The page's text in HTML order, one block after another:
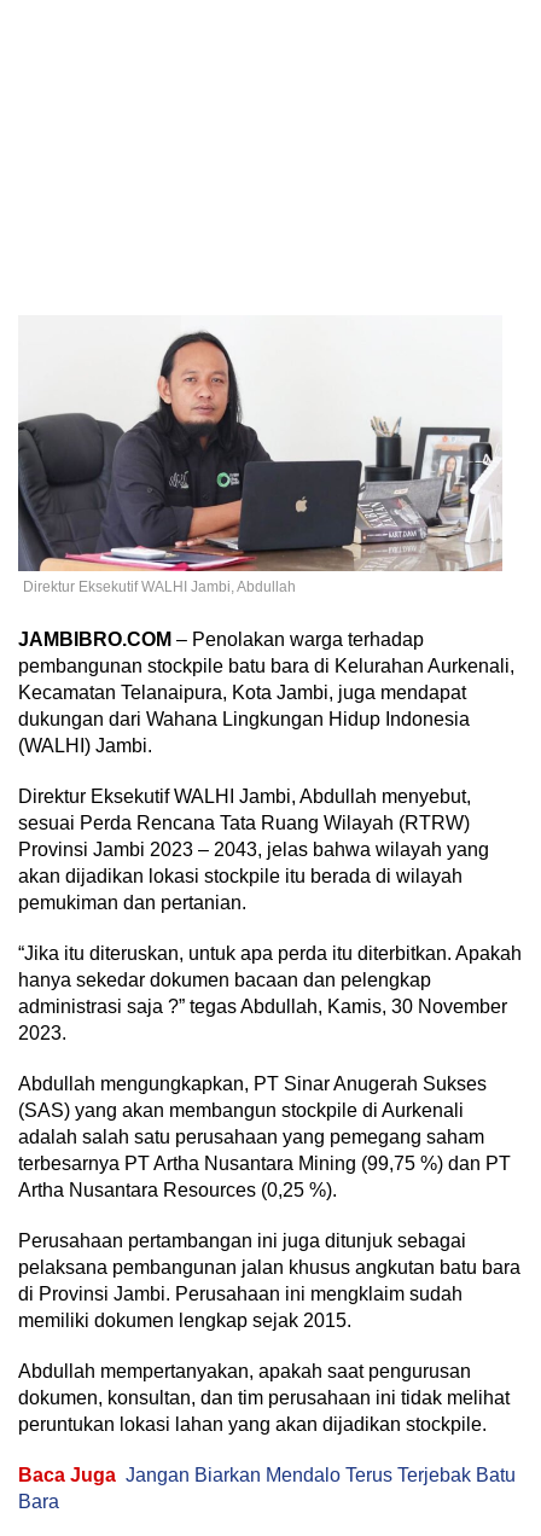
Direktur Eksekutif WALHI Jambi, Abdullah
JAMBIBRO.COM – Penolakan warga terhadap
pembangunan stockpile batu bara di Kelurahan Aurkenali,
Kecamatan Telanaipura, Kota Jambi, juga mendapat
dukungan dari Wahana Lingkungan Hidup Indonesia
(WALHI) Jambi.
Direktur Eksekutif WALHI Jambi, Abdullah menyebut,
sesuai Perda Rencana Tata Ruang Wilayah (RTRW)
Provinsi Jambi 2023 – 2043, jelas bahwa wilayah yang
akan dijadikan lokasi stockpile itu berada di wilayah
pemukiman dan pertanian.
“Jika itu diteruskan, untuk apa perda itu diterbitkan. Apakah
hanya sekedar dokumen bacaan dan pelengkap
administrasi saja ?” tegas Abdullah, Kamis, 30 November
2023.
Abdullah mengungkapkan, PT Sinar Anugerah Sukses
(SAS) yang akan membangun stockpile di Aurkenali
adalah salah satu perusahaan yang pemegang saham
terbesarnya PT Artha Nusantara Mining (99,75 %) dan PT
Artha Nusantara Resources (0,25 %).
Perusahaan pertambangan ini juga ditunjuk sebagai
pelaksana pembangunan jalan khusus angkutan batu bara
di Provinsi Jambi. Perusahaan ini mengklaim sudah
memiliki dokumen lengkap sejak 2015.
Abdullah mempertanyakan, apakah saat pengurusan
dokumen, konsultan, dan tim perusahaan ini tidak melihat
peruntukan lokasi lahan yang akan dijadikan stockpile.
Baca Juga Jangan Biarkan Mendalo Terus Terjebak Batu
Bara